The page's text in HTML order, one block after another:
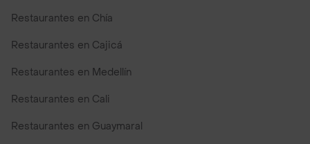
Restaurantes en Chía
Restaurantes en Cajicá
Restaurantes en Medellín
Restaurantes en Cali
Restaurantes en Guaymaral